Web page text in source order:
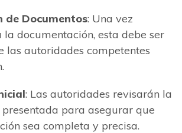
de Documentos: Una vez
documentación, esta debe ser
las autoridades competentes
: Las autoridades revisarán la
para asegurar que
sea completa y precisa.